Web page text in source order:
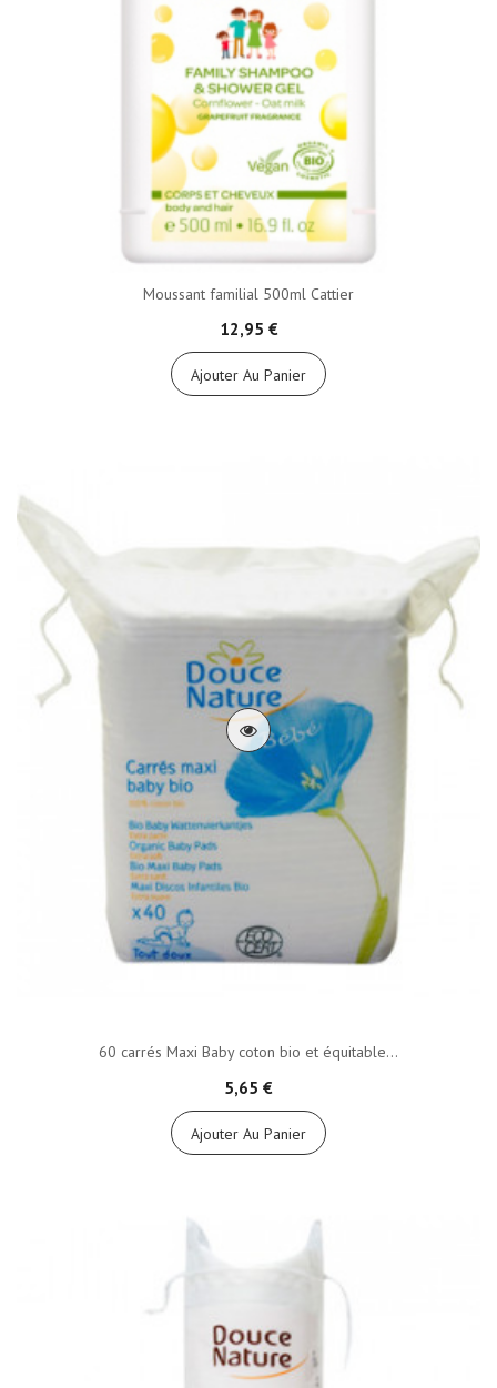
Moussant familial 500ml Cattier
12,95 €
Ajouter Au Panier
60 carrés Maxi Baby coton bio et équitable...
5,65 €
Ajouter Au Panier